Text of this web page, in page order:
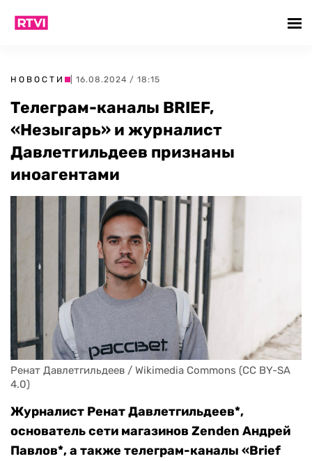
НОВОСТИ | 16.08.2024 / 18:15
Телеграм-каналы BRIEF,
«Незыгарь» и журналист
Давлетгильдеев признаны
иноагентами
Ренат Давлетгильдеев / Wikimedia Commons (CC BY-SA
4.0)
Журналист Ренат Давлетгильдеев*,
основатель сети магазинов Zenden Андрей
Павлов*, а также телеграм-каналы «Brief